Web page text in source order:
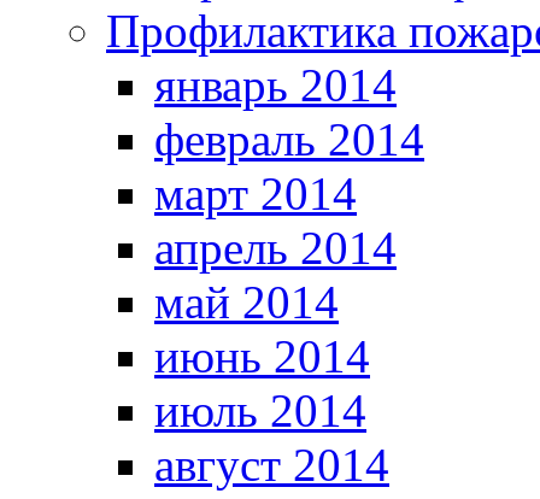
Профилактика
январь 2014
февраль 2014
март 2014
апрель 2014
май 2014
июнь 2014
июль 2014
август 2014